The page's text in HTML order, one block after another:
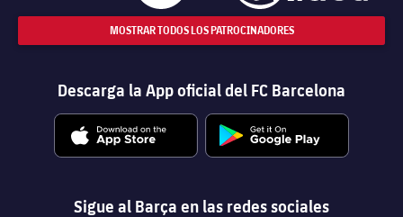
MOSTRAR TODOS LOS PATROCINADORES
Descarga la App oficial del FC Barcelona
Sigue al Barça en las redes sociales